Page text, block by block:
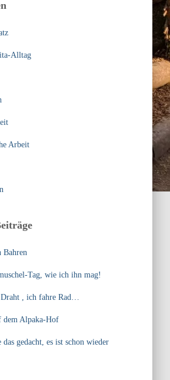
Alltag
Arbeit
Bahren
Tag, wie ich ihn mag!
, ich fahre Rad…
dem Alpaka-Hof
das gedacht, es ist schon wieder